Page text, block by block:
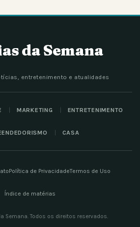
da Semana
entretenimento e atualidades
MARKETING ENTRETENIMENTO
CASA
Política de PrivacidadeTermos de Uso
Índice de matérias
Semana. Todos os direitos reservados.